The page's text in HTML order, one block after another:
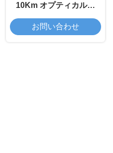
10Km オプティカルト
ランシーバーモジュー
ル
お問い合わせ